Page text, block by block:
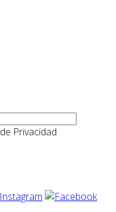
Privacidad